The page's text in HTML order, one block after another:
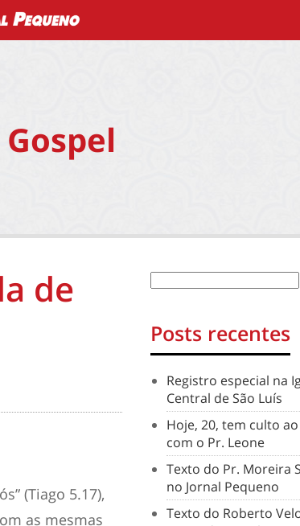
de
(Tiago 5.17),
as mesmas
Posts recentes
Registro especial na
Central de São Luís
Hoje, 20, tem culto ao
com o Pr. Leone
Texto do Pr. Moreira
no Jornal Pequeno
Texto do Roberto